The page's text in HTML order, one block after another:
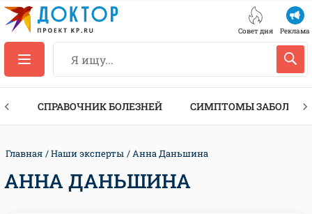
Совет дня Реклама
СПРАВОЧНИК БОЛЕЗНЕЙ СИМПТОМЫ
Главная Наши эксперты Анна Даньшина
АННА ДАНЬШИНА